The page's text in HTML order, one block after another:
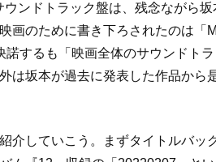
ンドトラック盤は、残念ながら
画のために書き下ろされたのは「
するも「映画全体のサウンドト
は坂本が過去に発表した作品から
介していこう。まずタイトルバッ